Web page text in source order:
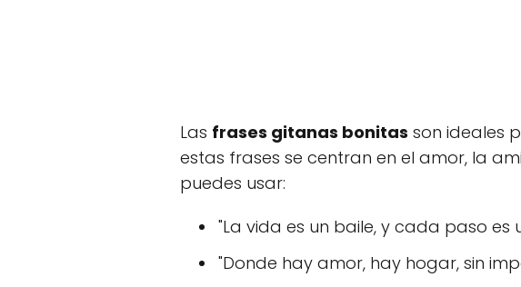
Las frases gitanas bonitas son ideales
estas frases se centran en el amor, la
puedes usar:
"La vida es un baile, y cada paso es
"Donde hay amor, hay hogar, sin